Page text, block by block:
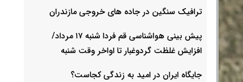
ترافیک سنگین در جاده های خروجی مازندران
پیش بینی هواشناسی قم فردا شنبه ۱۷ مرداد/
افزایش غلظت گردوغبار تا اواخر وقت شنبه
جایگاه ایران در امید به زندگی کجاست؟